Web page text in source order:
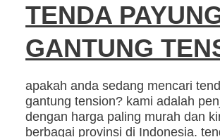
TENDA
GANTUNG
apakah anda sedang mencari
gantung tension? kami adalah
dengan harga paling murah dan
berbagai provinsi di Indonesia.